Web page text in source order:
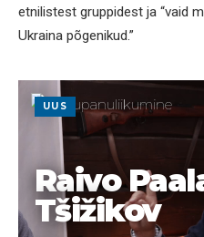
etnilistest gruppidest ja “vaid
Ukraina põgenikud.”
UUS
Raivo
Tšižikov